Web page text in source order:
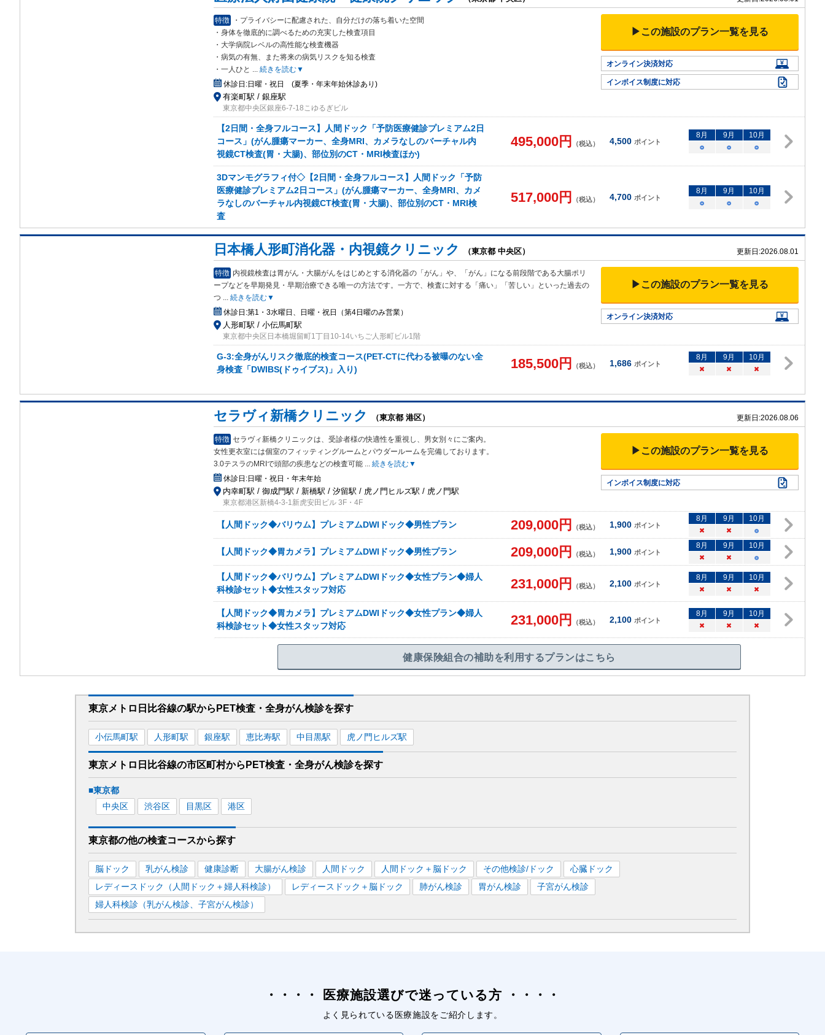
特徴
・プライバシーに配慮された、自分だけの落ち着いた空間
・身体を徹底的に調べるための充実した検査項目
・大学病院レベルの高性能な検査機器
・病気の有無、また将来の病気リスクを知る検査
・一人ひと ... 続きを読む▼
休診日:日曜・祝日 (夏季・年末年始休診あり)
有楽町駅 / 銀座駅
東京都中央区銀座6-7-18こゆるぎビル
▶この施設のプラン一覧を見る
オンライン決済対応
インボイス制度に対応
【2日間・全身フルコース】人間ドック「予防医療健診プレミアム2日
コース」(がん腫瘍マーカー、全身MRI、カメラなしのバーチャル内
視鏡CT検査(胃・大腸)、部位別のCT・MRI検査ほか)
495,000円 （税込） 4,500 ポイント
8月 9月 10月
○
○ ○
3Dマンモグラフィ付◇【2日間・全身フルコース】人間ドック「予防
医療健診プレミアム2日コース」(がん腫瘍マーカー、全身MRI、カメ
ラなしのバーチャル内視鏡CT検査(胃・大腸)、部位別のCT・MRI検
査
517,000円 （税込） 4,700 ポイント
8月 9月 10月
○
○ ○
日本橋人形町消化器・内視鏡クリニック （東京都 中央区） 更新日:2026.08.01
特徴 内視鏡検査は胃がん・大腸がんをはじめとする消化器の「がん」や、「がん」になる前段階である大腸ポリ
ープなどを早期発見・早期治療できる唯一の方法です。一方で、検査に対する「痛い」「苦しい」といった過去の
つ ... 続きを読む▼
休診日:第1・3水曜日、日曜・祝日（第4日曜のみ営業）
人形町駅 / 小伝馬町駅
東京都中央区日本橋堀留町1丁目10-14いちご人形町ビル1階
▶この施設のプラン一覧を見る
オンライン決済対応
G-3:全身がんリスク徹底的検査コース(PET-CTに代わる被曝のない全
身検査「DWIBS(ドゥイブス)」入り)
185,500円 （税込） 1,686 ポイント
8月 9月 10月
×
× ×
セラヴィ新橋クリニック （東京都 港区） 更新日:2026.08.06
特徴 セラヴィ新橋クリニックは、受診者様の快適性を重視し、男女別々にご案内。
女性更衣室には個室のフィッ ティングルームとパウダールームを完備しております。
3.0テスラのMRIで頭部の疾患などの検査可能 ... 続きを読む▼
休診日:日曜・祝日・年末年始
内幸町駅 / 御成門駅 / 新橋駅 / 汐留駅 / 虎ノ門ヒルズ駅 / 虎ノ門駅
東京都港区新橋4-3-1新虎安田ビル 3F・4F
▶この施設のプラン一覧を見る
インボイス制度に対応
【人間ドック◆バリウム】プレミアムDWIドック◆男性プラン 209,000円 （税込） 1,900 ポイント
8月 9月 10月
×
× ○
【人間ドック◆胃カメラ】プレミアムDWIドック◆男性プラン 209,000円 （税込） 1,900 ポイント
8月 9月 10月
×
× ○
【人間ドック◆バリウム】プレミアムDWIドック◆女性プラン◆婦人
科検診セット◆女性スタッフ対応
231,000円 （税込） 2,100 ポイント
8月 9月 10月
×
× ×
【人間ドック◆胃カメラ】プレミアムDWIドック◆女性プラン◆婦人
科検診セット◆女性スタッフ対応
231,000円 （税込） 2,100 ポイント
8月 9月 10月
×
× ×
健康保険組合の補助を利用するプランはこちら
東京メトロ日比谷線の駅から PET検査・全身がん検診を探す
小伝馬町駅 人形町駅 銀座駅 恵比寿駅 中目黒駅 虎ノ門ヒルズ駅
東京メトロ日比谷線の市区町村から PET検査・全身がん検診を探す
■東京都
中央区
渋谷区 目黒区 港区
東京都の他の検査コースから探す
脳ドック 乳がん検診 健康診断 大腸がん検診 人間ドック 人間ドック＋脳ドック その他検診/ドック
心臓ドック
レディースドック（人間ドック＋婦人科検診）
レディースドック＋脳ドック 肺がん検診 胃がん検診
子宮がん検診
婦人科検診（乳がん検診、子宮がん検診）
医療施設選びで迷っている方
よく見られている医療施設をご紹介します。